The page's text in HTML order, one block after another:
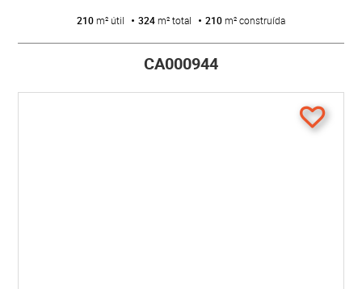
210m² útil 324m² total 210m² construída
CA000944